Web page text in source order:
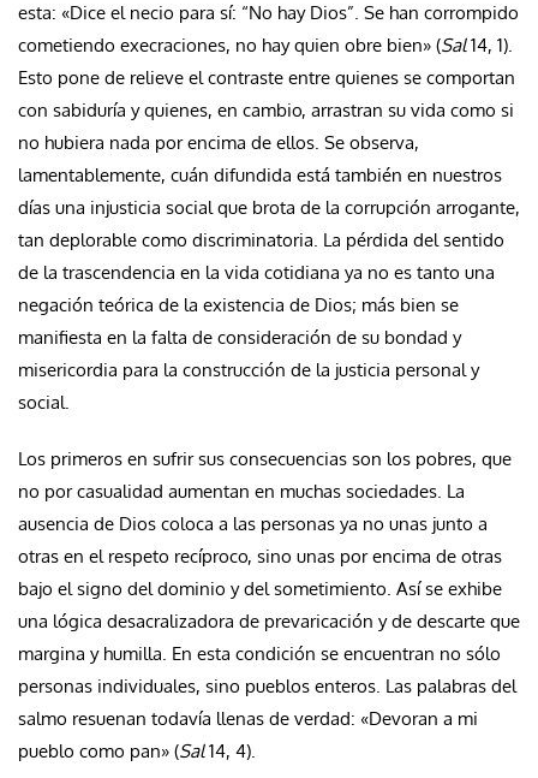
esta: «Dice el necio para sí: “No hay Dios”. Se han corrompido
cometiendo execraciones, no hay quien obre bien» (Sal14, 1).
Esto pone de relieve el contraste entre quienes se comportan
con sabiduría y quienes, en cambio, arrastran su vida como si
no hubiera nada por encima de ellos. Se observa,
lamentablemente, cuán difundida está también en nuestros
días una injusticia social que brota de la corrupción arrogante,
tan deplorable como discriminatoria. La pérdida del sentido
de la trascendencia en la vida cotidiana ya no es tanto una
negación teórica de la existencia de Dios; más bien se
manifiesta en la falta de consideración de su bondad y
misericordia para la construcción de la justicia personal y
social.
Los primeros en sufrir sus consecuencias son los pobres, que
no por casualidad aumentan en muchas sociedades. La
ausencia de Dios coloca a las personas ya no unas junto a
otras en el respeto recíproco, sino unas por encima de otras
bajo el signo del dominio y del sometimiento. Así se exhibe
una lógica desacralizadora de prevaricación y de descarte que
margina y humilla. En esta condición se encuentran no sólo
personas individuales, sino pueblos enteros. Las palabras del
salmo resuenan todavía llenas de verdad: «Devoran a mi
pueblo como pan» (Sal14, 4).